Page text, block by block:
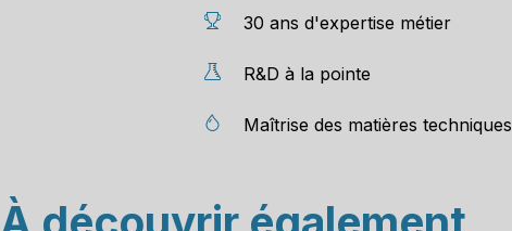
30 ans d'expertise métier
R&D à la pointe
Maîtrise des matières techniques